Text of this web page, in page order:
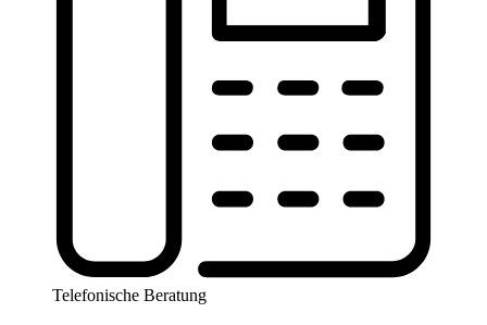
Telefonische Beratung